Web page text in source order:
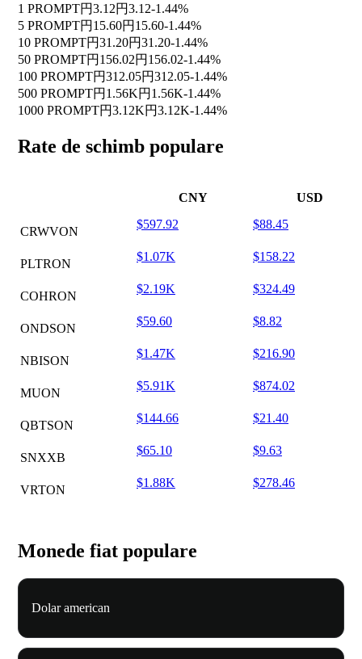
1 PROMPT円3.12円3.12-1.44%
5 PROMPT円15.60円15.60-1.44%
10 PROMPT円31.20円31.20-1.44%
50 PROMPT円156.02円156.02-1.44%
100 PROMPT円312.05円312.05-1.44%
500 PROMPT円1.56K円1.56K-1.44%
1000 PROMPT円3.12K円3.12K-1.44%
Rate de schimb populare
CNY USD
CRWVON
$597.92 $88.45
PLTRON
$1.07K $158.22
COHRON
$2.19K $324.49
ONDSON
$59.60 $8.82
NBISON
$1.47K $216.90
MUON
$5.91K $874.02
QBTSON
$144.66 $21.40
SNXXB
$65.10 $9.63
VRTON
$1.88K $278.46
Monede fiat populare
Dolar american